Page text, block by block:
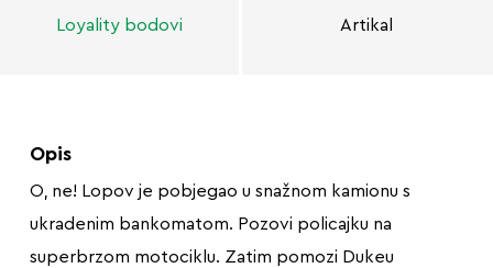
Loyality bodovi Artikal
Opis
O, ne! Lopov je pobjegao u snažnom kamionu s
ukradenim bankomatom. Pozovi policajku na
superbrzom motociklu. Zatim pomozi Dukeu